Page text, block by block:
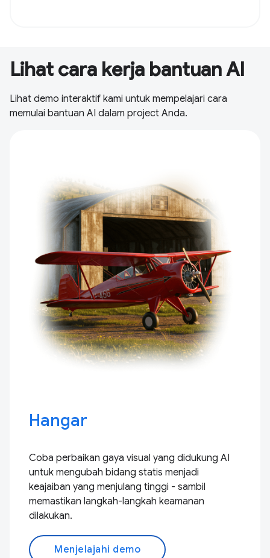
Lihat cara kerja bantuan AI
Lihat demo interaktif kami untuk mempelajari cara
memulai bantuan AI dalam project Anda.
Hangar
Coba perbaikan gaya visual yang didukung AI
untuk mengubah bidang statis menjadi
keajaiban yang menjulang tinggi - sambil
memastikan langkah-langkah keamanan
dilakukan.
Menjelajahi demo